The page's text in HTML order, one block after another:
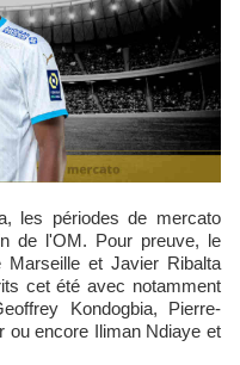
de l'OM. Pour preuve, le
Marseille et Javier Ribalta
cet été avec notamment
Kondogbia, Pierre-
ou encore Iliman Ndiaye et